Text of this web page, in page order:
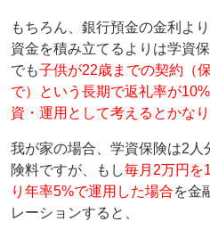
もちろん、銀行預金の金利よ
資金を積み立てるよりは学資
でも子供が22歳までの契約（
で）という長期で返礼率が
資・運用として考えるとかな
我が家の場合、学資保険は2人
険料ですが、もし毎月2万円を
り年率5%で運用した場合を金
レーションすると、